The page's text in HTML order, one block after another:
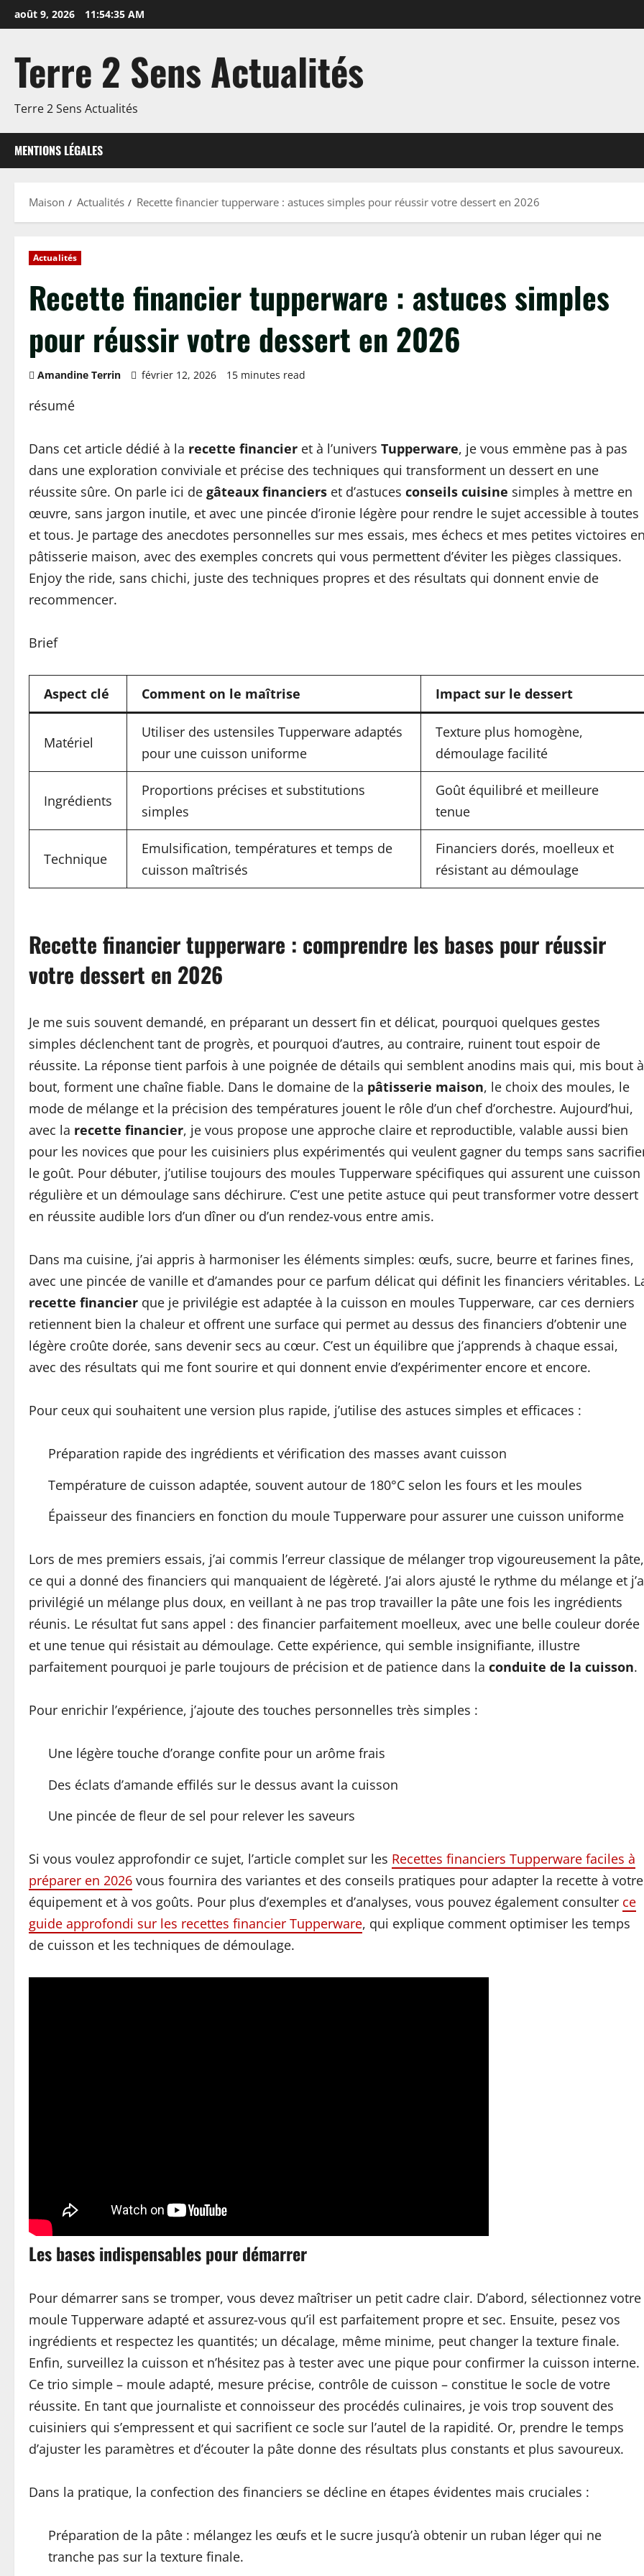
Passer
au
août 9, 2026 11:54:36 AM
Terre 2 Sens Actualités
Terre 2 Sens Actualités
MENTIONS LÉGALES
Maison Actualités Recette financier tupperware : astuces simples pour réussir votre dessert en 2026
Actualités
Recette financier tupperware : astuces simples
pour réussir votre dessert en 2026
Amandine Terrin février 12, 2026 15 minutes read
résumé
Dans cet article dédié à la recette financier et à l’univers Tupperware, je vous emmène pas à pas
dans une exploration conviviale et précise des techniques qui transforment un dessert en une
réussite sûre. On parle ici de gâteaux financiers et d’astuces conseils cuisine simples à mettre en
œuvre, sans jargon inutile, et avec une pincée d’ironie légère pour rendre le sujet accessible à toutes
et tous. Je partage des anecdotes personnelles sur mes essais, mes échecs et mes petites victoires
pâtisserie maison, avec des exemples concrets qui vous permettent d’éviter les pièges classiques.
Enjoy the ride, sans chichi, juste des techniques propres et des résultats qui donnent envie de
recommencer.
Brief
Aspect clé Comment on le maîtrise Impact sur le dessert
Matériel
Utiliser des ustensiles Tupperware adaptés
pour une cuisson uniforme
Texture plus homogène,
démoulage facilité
Ingrédients
Proportions précises et substitutions
simples
Goût équilibré et meilleure
tenue
Technique
Emulsification, températures et temps de
cuisson maîtrisés
Financiers dorés, moelleux et
résistant au démoulage
Recette financier tupperware : comprendre les bases pour réussir
votre dessert en 2026
Je me suis souvent demandé, en préparant un dessert fin et délicat, pourquoi quelques gestes
simples déclenchent tant de progrès, et pourquoi d’autres, au contraire, ruinent tout espoir de
réussite. La réponse tient parfois à une poignée de détails qui semblent anodins mais qui, mis bout à
bout, forment une chaîne fiable. Dans le domaine de la pâtisserie maison, le choix des moules, le
mode de mélange et la précision des températures jouent le rôle d’un chef d’orchestre. Aujourd’hui,
avec la recette financier, je vous propose une approche claire et reproductible, valable aussi bien
pour les novices que pour les cuisiniers plus expérimentés qui veulent gagner du temps sans
le goût. Pour débuter, j’utilise toujours des moules Tupperware spécifiques qui assurent une cuisson
régulière et un démoulage sans déchirure. C’est une petite astuce qui peut transformer votre dessert
en réussite audible lors d’un dîner ou d’un rendez-vous entre amis.
Dans ma cuisine, j’ai appris à harmoniser les éléments simples: œufs, sucre, beurre et farines fines,
avec une pincée de vanille et d’amandes pour ce parfum délicat qui définit les financiers véritables.
recette financier que je privilégie est adaptée à la cuisson en moules Tupperware, car ces derniers
retiennent bien la chaleur et offrent une surface qui permet au dessus des financiers d’obtenir une
légère croûte dorée, sans devenir secs au cœur. C’est un équilibre que j’apprends à chaque essai,
avec des résultats qui me font sourire et qui donnent envie d’expérimenter encore et encore.
Pour ceux qui souhaitent une version plus rapide, j’utilise des astuces simples et efficaces :
Préparation rapide des ingrédients et vérification des masses avant cuisson
Température de cuisson adaptée, souvent autour de 180°C selon les fours et les moules
Épaisseur des financiers en fonction du moule Tupperware pour assurer une cuisson uniforme
Lors de mes premiers essais, j’ai commis l’erreur classique de mélanger trop vigoureusement la pâte,
ce qui a donné des financiers qui manquaient de légèreté. J’ai alors ajusté le rythme du mélange et
privilégié un mélange plus doux, en veillant à ne pas trop travailler la pâte une fois les ingrédients
réunis. Le résultat fut sans appel : des financier parfaitement moelleux, avec une belle couleur dorée
et une tenue qui résistait au démoulage. Cette expérience, qui semble insignifiante, illustre
parfaitement pourquoi je parle toujours de précision et de patience dans la conduite de la cuisson.
Pour enrichir l’expérience, j’ajoute des touches personnelles très simples :
Une légère touche d’orange confite pour un arôme frais
Des éclats d’amande effilés sur le dessus avant la cuisson
Une pincée de fleur de sel pour relever les saveurs
Si vous voulez approfondir ce sujet, l’article complet sur les Recettes financiers Tupperware faciles à
préparer en 2026 vous fournira des variantes et des conseils pratiques pour adapter la recette à votre
équipement et à vos goûts. Pour plus d’exemples et d’analyses, vous pouvez également consulter ce
guide approfondi sur les recettes financier Tupperware, qui explique comment optimiser les temps
de cuisson et les techniques de démoulage.
Les bases indispensables pour démarrer
Pour démarrer sans se tromper, vous devez maîtriser un petit cadre clair. D’abord, sélectionnez votre
moule Tupperware adapté et assurez-vous qu’il est parfaitement propre et sec. Ensuite, pesez vos
ingrédients et respectez les quantités; un décalage, même minime, peut changer la texture finale.
Enfin, surveillez la cuisson et n’hésitez pas à tester avec une pique pour confirmer la cuisson interne.
Ce trio simple – moule adapté, mesure précise, contrôle de cuisson – constitue le socle de votre
réussite. En tant que journaliste et connoisseur des procédés culinaires, je vois trop souvent des
cuisiniers qui s’empressent et qui sacrifient ce socle sur l’autel de la rapidité. Or, prendre le temps
d’ajuster les paramètres et d’écouter la pâte donne des résultats plus constants et plus savoureux.
Dans la pratique, la confection des financiers se décline en étapes évidentes mais cruciales :
Préparation de la pâte : mélangez les œufs et le sucre jusqu’à obtenir un ruban léger qui ne
tranche pas sur la texture finale.